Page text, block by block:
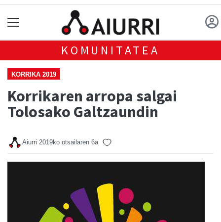
KOMUNITATEA
KORRIKA 2019
Korrikaren arropa salgai
Tolosako Galtzaundin
Aiurri 2019ko otsailaren 6a